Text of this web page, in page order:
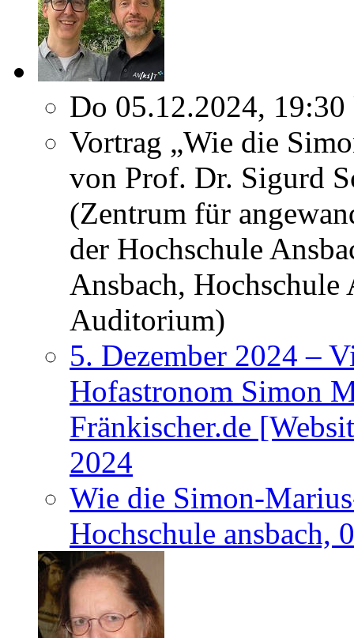
Do 05.12.2024,
Vortrag „Wie die
von Prof. Dr. Sigurd
(Zentrum für
der Hochschule
Ansbach, Hochschule
Auditorium)
5. Dezember 2024 –
Hofastronom Simon
Fränkischer.de
2024
Wie die Simon-
Hochschule ansbach,